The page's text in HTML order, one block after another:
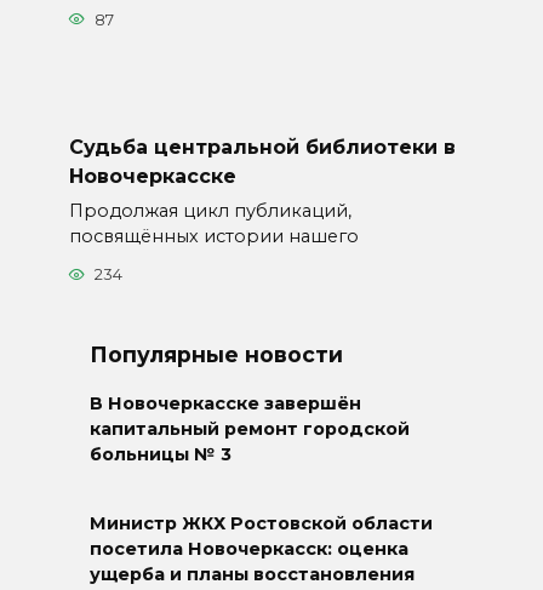
87
Судьба центральной библиотеки в
Новочеркасске
Продолжая цикл публикаций,
посвящённых истории нашего
234
Популярные новости
В Новочеркасске завершён
капитальный ремонт городской
больницы № 3
Министр ЖКХ Ростовской области
посетила Новочеркасск: оценка
ущерба и планы восстановления